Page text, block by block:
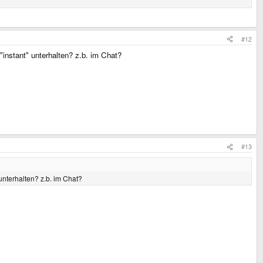
#12
unterhalten? z.b. im Chat?
#13
z.b. im Chat?